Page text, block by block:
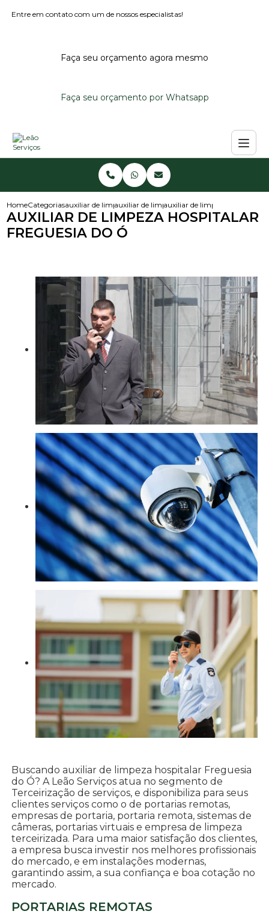
Entre em contato com um de nossos especialistas!
Faça seu orçamento agora mesmo
Faça seu orçamento por Whatsapp
HomeCategoriasauxiliar de limpezaauxiliar de limpeza hospitalarauxiliar de limpeza hospitalar
AUXILIAR DE LIMPEZA HOSPITALAR
FREGUESIA DO Ó
Buscando auxiliar de limpeza hospitalar Freguesia
do Ó? A Leão Serviços atua no segmento de
Terceirização de serviços, e disponibiliza para seus
clientes serviços como o de portarias remotas,
empresas de portaria, portaria remota, sistemas de
câmeras, portarias virtuais e empresa de limpeza
terceirizada. Para uma maior satisfação dos clientes,
a empresa busca investir nos melhores profissionais
do mercado, e em instalações modernas,
garantindo assim, a sua confiança e boa cotação no
mercado.
PORTARIAS REMOTAS